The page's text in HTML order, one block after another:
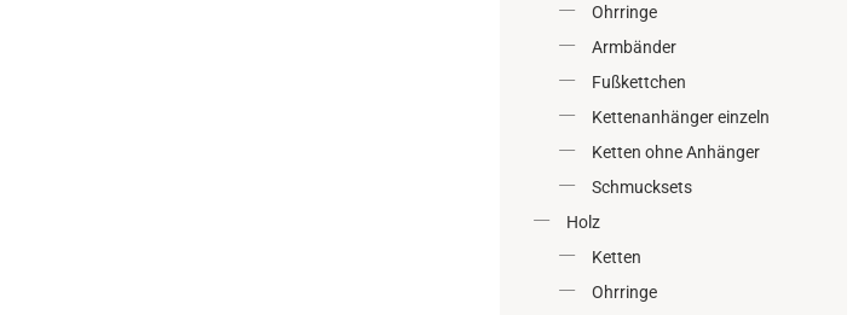
Ohrringe
Armbänder
Fußkettchen
Kettenanhänger einzeln
Ketten ohne Anhänger
Schmucksets
Holz
Ketten
Ohrringe